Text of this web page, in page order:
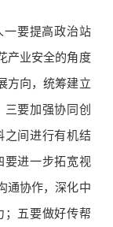
一要提高政治站
产业安全的角度
方向，统筹建立
要加强协同创
之间进行有机结
要进一步拓宽视
通协作，深化中
；五要做好传帮